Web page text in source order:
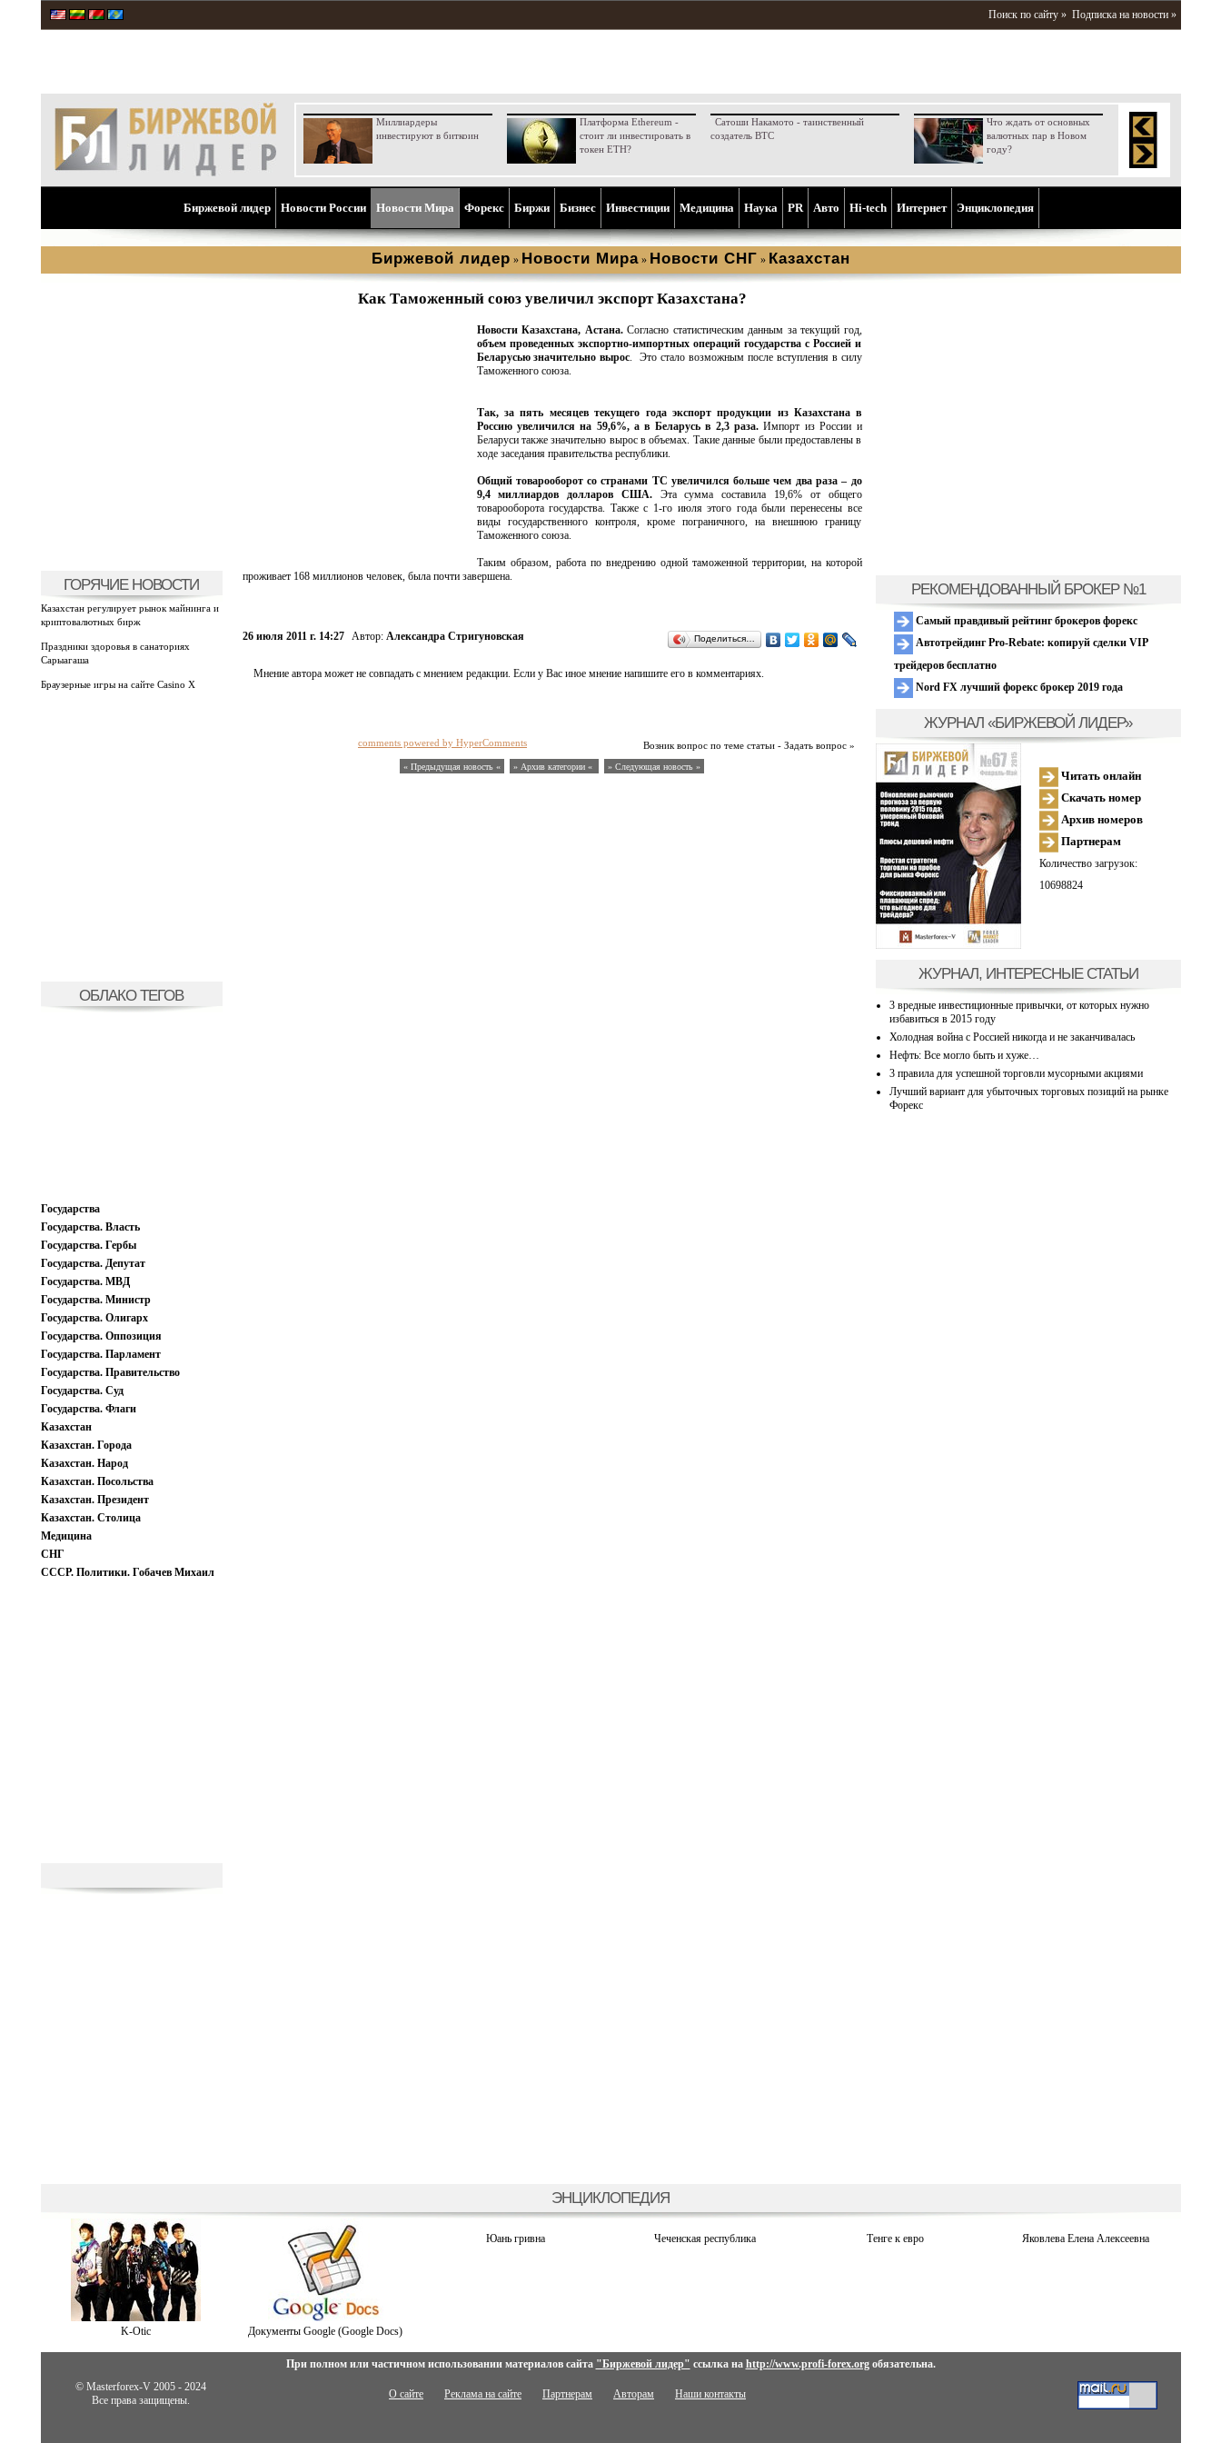
Поиск по сайту » Подписка на новости »
Миллиардеры
инвестируют в биткоин
Платформа Ethereum -
стоит ли инвестировать в
токен ETH?
Сатоши Накамото - таинственный
создатель BTC
Что ждать от основных
валютных пар в Новом
году?
Биржевой лидер Новости России Новости Мира Форекс Биржи Бизнес Инвестиции Медицина Наука PR Aвто Hi-tech Интернет Энциклопедия
Биржевой лидер » Новости Мира » Новости СНГ » Казахстан
ГОРЯЧИЕ НОВОСТИ
Казахстан регулирует рынок майнинга и
криптовалютных бирж
Праздники здоровья в санаториях
Сарыагаша
Браузерные игры на сайте Casino X
ОБЛАКО ТЕГОВ
Государства
Государства. Власть
Государства. Гербы
Государства. Депутат
Государства. МВД
Государства. Министр
Государства. Олигарх
Государства. Оппозиция
Государства. Парламент
Государства. Правительство
Государства. Суд
Государства. Флаги
Казахстан
Казахстан. Города
Казахстан. Народ
Казахстан. Посольства
Казахстан. Президент
Казахстан. Столица
Медицина
СНГ
СССР. Политики. Гобачев Михаил
Как Таможенный союз увеличил экспорт Казахстана?
Новости Казахстана, Астана.Согласно статистическим данным за текущий год,
объем проведенных экспортно-импортных операций государства с Россией и
Беларусью значительно вырос. Это стало возможным после вступления в силу
Таможенного союза.
Так, за пять месяцев текущего года экспорт продукции из Казахстана в
Россию увеличился на 59,6%, а в Беларусь в 2,3 раза.Импорт из России и
Беларуси также значительно вырос в объемах. Такие данные были предоставлены в
ходе заседания правительства республики.
Общий товарооборот со странами ТС увеличился больше чем два раза – до
9,4 миллиардов долларов США. Эта сумма составила 19,6% от общего
товарооборота государства. Также с 1-го июля этого года были перенесены все
виды государственного контроля, кроме пограничного, на внешнюю границу
Таможенного союза.
Таким образом, работа по внедрению одной таможенной территории, на которой
проживает 168 миллионов человек, была почти завершена.
26 июля 2011 г. 14:27 Автор: Александра Стригуновская Поделиться…
Мнение автора может не совпадать с мнением редакции. Если у Вас иное мнение напишите его в комментариях.
Возник вопрос по теме статьи - Задать вопрос »
comments powered by HyperComments
« Предыдущая новость « » Архив категории « » Следующая новость »
РЕКОМЕНДОВАННЫЙ БРОКЕР №1
Самый правдивый рейтинг брокеров форекс
Автотрейдинг Pro-Rebate: копируй сделки VIP
трейдеров бесплатно
Nord FX лучший форекс брокер 2019 года
ЖУРНАЛ «БИРЖЕВОЙ ЛИДЕР»
Читать онлайн
Скачать номер
Архив номеров
Партнерам
Количество загрузок:
10698824
ЖУРНАЛ, ИНТЕРЕСНЫЕ СТАТЬИ
3 вредные инвестиционные привычки, от которых нужно
избавиться в 2015 году
Холодная война с Россией никогда и не заканчивалась
Нефть: Все могло быть и хуже…
3 правила для успешной торговли мусорными акциями
Лучший вариант для убыточных торговых позиций на рынке
Форекс
ЭНЦИКЛОПЕДИЯ
K-Otiс Документы Google (Google Docs)
Юань гривна Чеченская республика Тенге к евро Яковлева Елена Алексеевна
При полном или частичном использовании материалов сайта "Биржевой лидер" ссылка на http://www.profi-forex.orgобязательна.
© Masterforex-V 2005 - 2024
Все права защищены.
О сайте Реклама на сайте Партнерам Авторам Наши контакты